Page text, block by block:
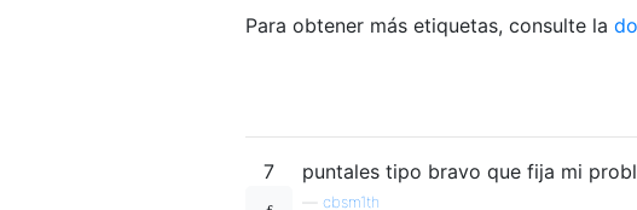
Para obtener más etiquetas, consulte la
7 puntales tipo bravo que fija mi
cbsm1th